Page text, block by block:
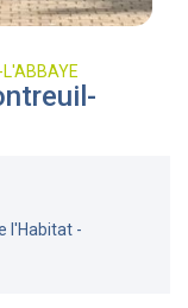
l'Habitat -